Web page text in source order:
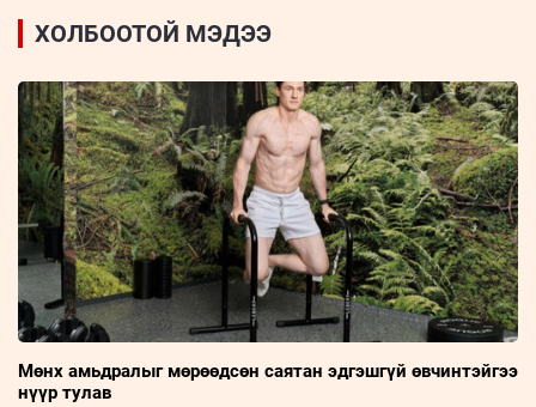
ХОЛБООТОЙ МЭДЭЭ
Мөнх амьдралыг мөрөөдсөн саятан эдгэшгүй өвчинтэйгээ
нүүр тулав